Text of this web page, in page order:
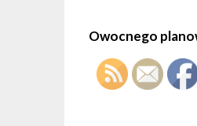
Owocnego